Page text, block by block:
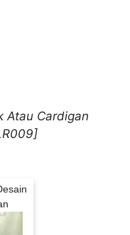
Atau Cardigan